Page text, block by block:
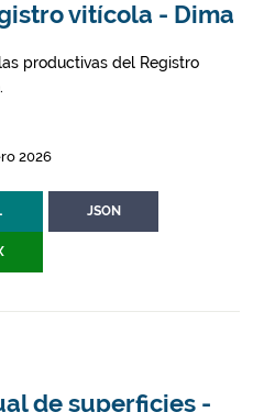
vitícola - Dima
productivas del Registro
2026
JSON
de superficies -